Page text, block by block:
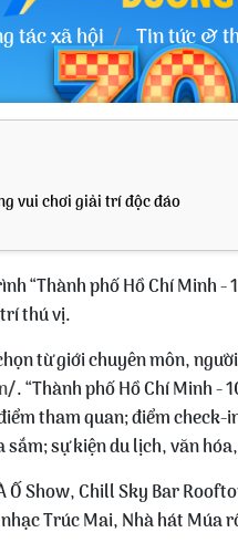
tác xã hội Tin tức &
vui chơi giải trí độc đáo
phố Hồ Chí Minh -
thú vị.
từ giới chuyên môn,
. “Thành phố Hồ Chí Minh -
tham quan; điểm
sự kiện du lịch, văn
Show, Chill Sky Bar
Trúc Mai, Nhà hát Múa